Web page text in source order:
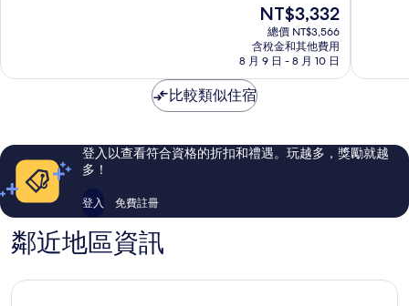
赫
夫
飯
聖
利
常
評
論
現
在
價
格
為
NT$3,332
總價 NT$3,566
含稅金和其他費用
8 月 9 日 - 8 月 10 日
常
評
論
比較類似住宿
登入以查看符合資格的折扣和禮遇。玩越多，獎勵就越
多！
登入 免費註冊
鄰近地區資訊